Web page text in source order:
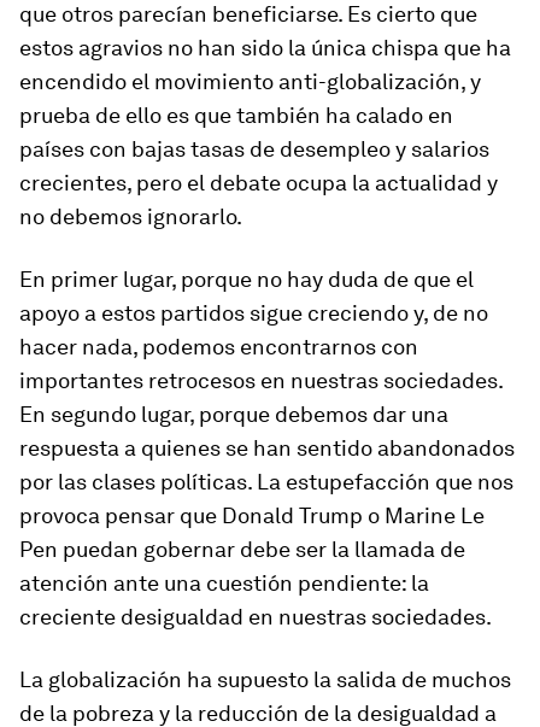
que otros parecían beneficiarse. Es cierto que
estos agravios no han sido la única chispa que ha
encendido el movimiento anti-globalización, y
prueba de ello es que también ha calado en
países con bajas tasas de desempleo y salarios
crecientes, pero el debate ocupa la actualidad y
no debemos ignorarlo.
En primer lugar, porque no hay duda de que el
apoyo a estos partidos sigue creciendo y, de no
hacer nada, podemos encontrarnos con
importantes retrocesos en nuestras sociedades.
En segundo lugar, porque debemos dar una
respuesta a quienes se han sentido abandonados
por las clases políticas. La estupefacción que nos
provoca pensar que Donald Trump o Marine Le
Pen puedan gobernar debe ser la llamada de
atención ante una cuestión pendiente: la
creciente desigualdad en nuestras sociedades.
La globalización ha supuesto la salida de muchos
de la pobreza y la reducción de la desigualdad a